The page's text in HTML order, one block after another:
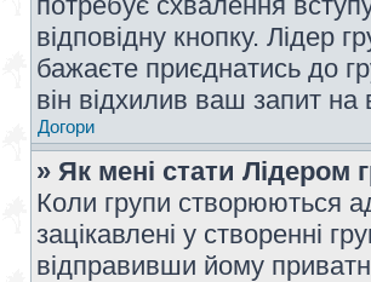
відповідну кнопку. Лідер
бажаєте приєднатись до
він відхилив ваш запит
Догори
» Як мені стати Лідером
Коли групи створюються
зацікавлені у створенні
відправивши йому